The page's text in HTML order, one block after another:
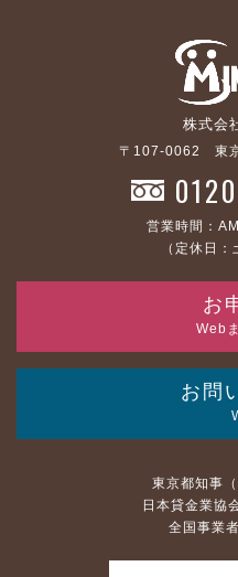
株式会
〒107-0062 東
営業時間：
（定休日：
お
Web
お問
東京都知事
日本貸金業協
全国事業